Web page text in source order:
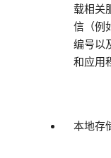
载相关
信（例
编号以
和应用
本地存